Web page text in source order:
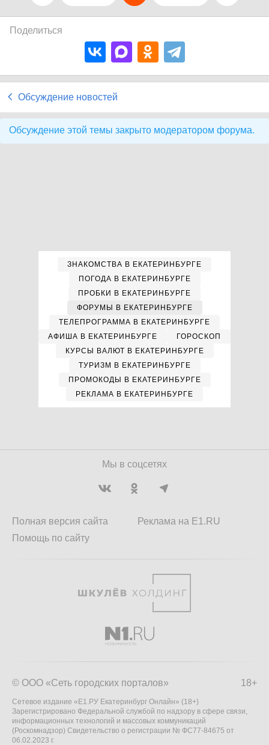
Поделиться
Обсуждение новостей
Обсуждение этой темы закрыто модератором форума.
ЗНАКОМСТВА В ЕКАТЕРИНБУРГЕ
ПОГОДА В ЕКАТЕРИНБУРГЕ
ПРОБКИ В ЕКАТЕРИНБУРГЕ
ФОРУМЫ В ЕКАТЕРИНБУРГЕ
ТЕЛЕПРОГРАММА В ЕКАТЕРИНБУРГЕ
АФИША В ЕКАТЕРИНБУРГЕ
ГОРОСКОП
КУРСЫ ВАЛЮТ В ЕКАТЕРИНБУРГЕ
ТУРИЗМ В ЕКАТЕРИНБУРГЕ
ПРОМОКОДЫ В ЕКАТЕРИНБУРГЕ
РЕКЛАМА В ЕКАТЕРИНБУРГЕ
Мы в соцсетях
Полная версия сайта
Помощь по сайту
Реклама на E1.RU
18+
© ООО «Сеть городских порталов»
Сетевое издание «Е1.РУ Екатеринбург Онлайн» (18+)
Зарегистрировано Федеральной службой по надзору в сфере связи,
информационных технологий и массовых коммуникаций
(Роскомнадзор) Свидетельство о регистрации № ФС77-84675 от
06.02.2023 г.